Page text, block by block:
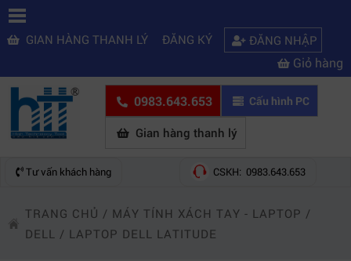
GIAN HÀNG THANH LÝ ĐĂNG KÝ ĐĂNG NHẬP
Giỏ hàng
0983.643.653 Cấu hình PC
Gian hàng thanh lý
Tư vấn khách hàng CSKH: 0983.643.653
TRANG CHỦ / MÁY TÍNH XÁCH TAY - LAPTOP /
DELL / LAPTOP DELL LATITUDE